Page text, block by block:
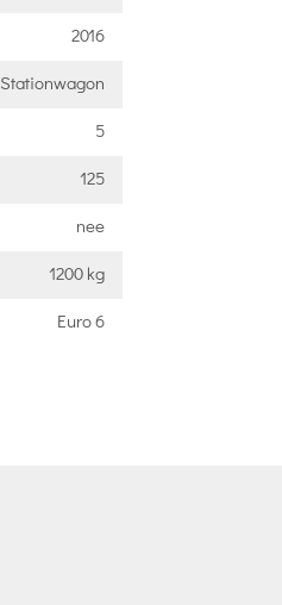
2016
Stationwagon
5
125
nee
1200 kg
Euro 6